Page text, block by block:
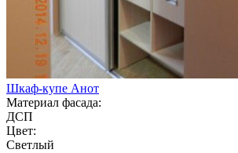
Шкаф-купе Анот
Материал фасада:
ДСП
Цвет:
Светлый